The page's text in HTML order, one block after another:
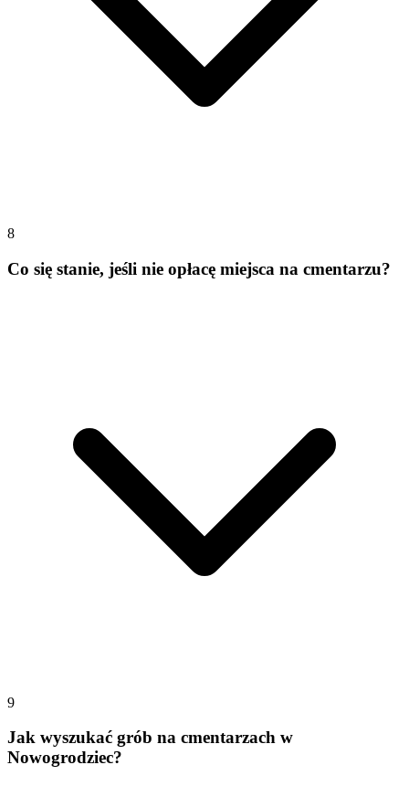
8
Co się stanie, jeśli nie opłacę miejsca na cmentarzu?
9
Jak wyszukać grób na cmentarzach w
Nowogrodziec?